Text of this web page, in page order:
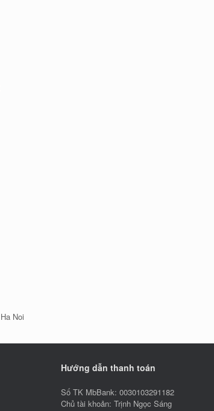
Hướng dẫn thanh toán
Số TK MbBank: 0030103291182
Chủ tài khoản: Trịnh Ngọc Sáng